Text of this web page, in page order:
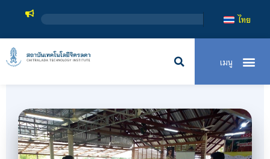
สถาบันเทคโนโลยีจิตรลดา เป็นสถาบันอุดมศึกษาในก
ไทย